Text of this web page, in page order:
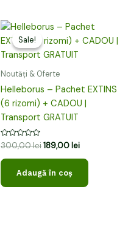
Sale!
Sale!
Noutăți & Oferte
Helleborus – Pachet EXTINS
(6 rizomi) + CADOU |
Transport GRATUIT
Evaluat
la
0
din
300,00lei
Prețul
inițial
a
fost:
189,00 lei
Prețul
curent
este:
Adaugă în coș